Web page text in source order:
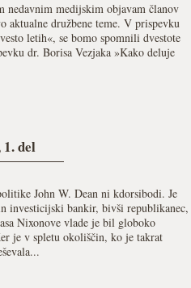
medijskim objavam članov
aktualne družbene teme. V prispevku
letih«, se bomo spomnili dvestote
dr. Borisa Vezjaka »Kako deluje
del
John W. Dean ni kdorsibodi. Je
investicijski bankir, bivši republikanec,
Nixonove vlade je bil globoko
je v spletu okoliščin, ko je takrat